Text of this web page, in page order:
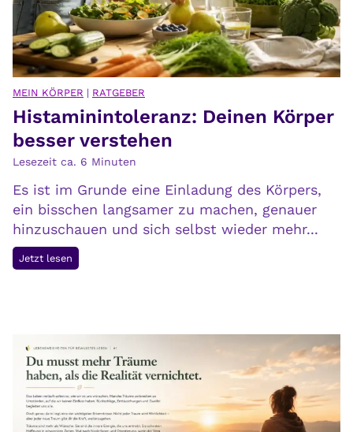
h
s
i
c
h
e
b
t
e
d
e
n
f
i
MEIN KÖRPER | RATGEBER
Histaminintoleranz: Deinen Körper
besser verstehen
Lesezeit ca. 6 Minuten
Es ist im Grunde eine Einladung des Körpers,
ein bisschen langsamer zu machen, genauer
hinzuschauen und sich selbst wieder mehr...
Jetzt lesen
m
i
n
i